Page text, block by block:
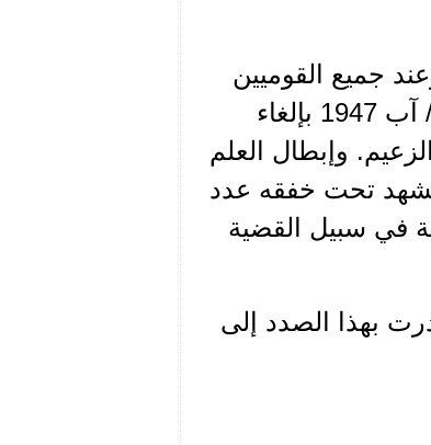
جميع القوميين
الاجتماعيين، انه قد صدر مرسوم الزعيم بتاريخ 14 أغسطس / آب 1947 بإلغاء
وإبطال العلم
تحت خفقه عدد
في سبيل القضية
بهذا الصدد إلى